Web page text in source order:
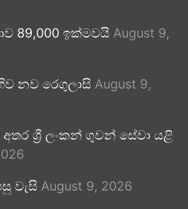
89,000 ඉක්මවයි August 9,
නව රෙගුලාසි August 9,
ශ්‍රී ලංකන් ගුවන් සේවා යළි
වැසි August 9, 2026